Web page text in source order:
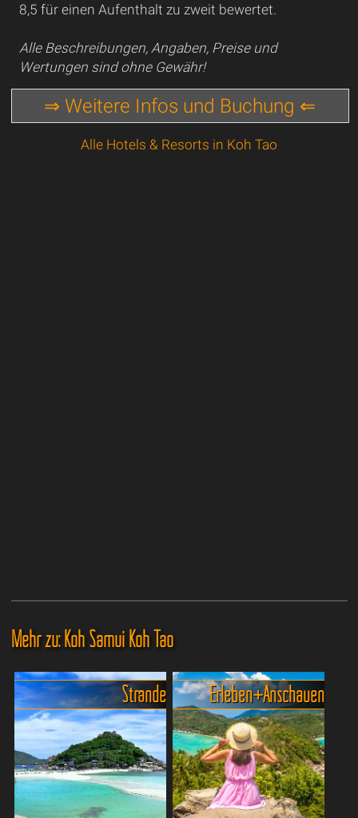
8,5 für einen Aufenthalt zu zweit bewertet.
Alle Beschreibungen, Angaben, Preise und
Wertungen sind ohne Gewähr!
⇒ Weitere Infos und Buchung ⇐
Alle Hotels & Resorts in Koh Tao
Mehr zu: Koh Samui Koh Tao
Strände Erleben + Anschauen